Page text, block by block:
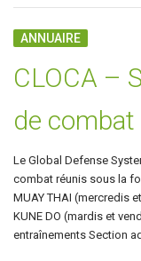
ANNUAIRE
CLOCA –
de combat
Le Global Defense
combat réunis sous la
MUAY THAI (mercredis
KUNE DO (mardis et
entraînements Section